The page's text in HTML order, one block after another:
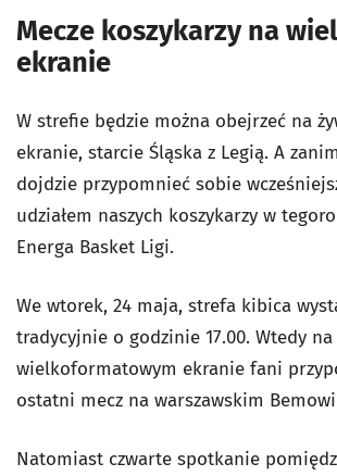
Mecze koszykarzy na
ekranie
W strefie będzie można obejrzeć na
ekranie, starcie Śląska z Legią. A
dojdzie przypomnieć sobie
udziałem naszych koszykarzy w
Energa Basket Ligi.
We wtorek, 24 maja, strefa kibica
tradycyjnie o godzinie 17.00. Wtedy na
wielkoformatowym ekranie fani
ostatni mecz na warszawskim
Natomiast czwarte spotkanie